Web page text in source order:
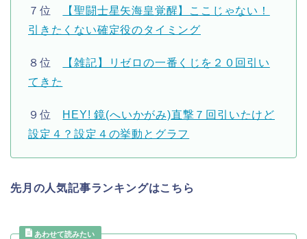
７位
【聖闘士星矢海皇覚醒】ここじゃない！
引きたくない確定役のタイミング
８位
【雑記】リゼロの一番くじを２０回引い
てきた
９位 HEY! 鏡(へいかがみ)直撃７回引いたけど
設定４？設定４の挙動とグラフ
先月の人気記事ランキングはこちら